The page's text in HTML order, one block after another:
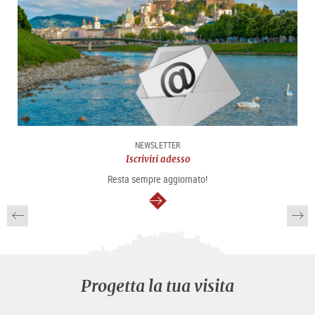
NEWSLETTER
Iscriviti adesso
Resta sempre aggiornato!
segue
Progetta la tua visita